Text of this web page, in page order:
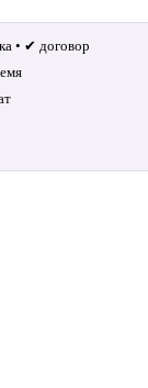
• ✔ договор